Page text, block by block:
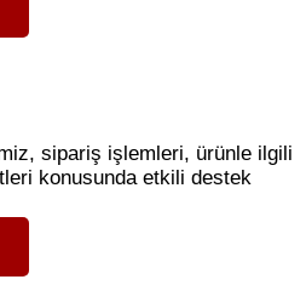
sipariş işlemleri, ürünle ilgili
konusunda etkili destek